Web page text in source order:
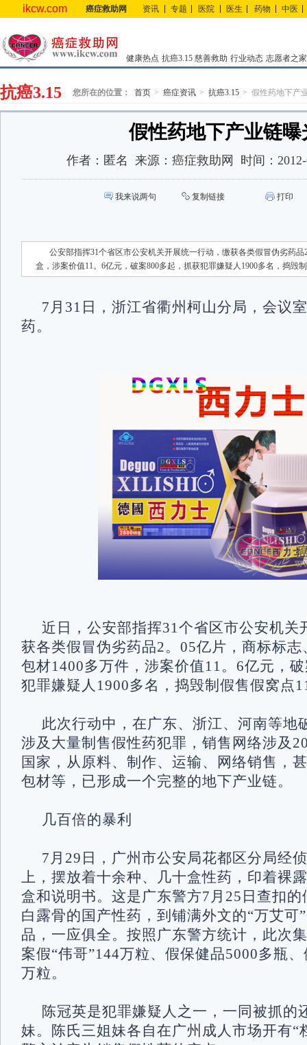
ikcw.com 癌症救助网 资讯 专题 医院 医生 药物 中医
健康热点 抗癌3.15 慈善救助 行业动态 志愿者之家
抗癌3.15 您所在的位置： 首页 癌症资讯 抗癌3.15 假性药地下产
假性药地下产业链曝
作者： 匿名 来源： 癌症救助网 时间：
我来说两句 复制链接 打印
公安部指挥31个省区市公安机关开展统一行动，缴获各类假冒伪劣药
盒，涉案价值11。6亿元，破案800多起，抓获犯罪嫌疑人1900多名，捣毁
7月31日，浙江省衢州柯山分局，会议
药。
近日，公安部指挥31个省区市公安机关
获各类假冒伪劣药品2。05亿片，商标标
包材1400多万件，涉案价值11。6亿元，
犯罪嫌疑人1900多名，捣毁制假售假窝点
此次行动中，在广东、浙江、河南等地
涉及大量制售假性药犯罪，销售网络涉及
国家，从原料、制作、运输、网络销售，
包材等，已形成一个完整的地下产业链。
几百倍的暴利
7月29日，广州市公安局花都区分局经
上，摆放着十余种、几十盒性药，印着裸
盒和说明书。这是广东警方7月25日查扣
白露骨的国产性药，到铺满外文的“万艾可
品，一应俱全。按照广东警方统计，此次
案假“伟哥”144万粒、假保健品5000多瓶
万粒。
陈冠英是犯罪嫌疑人之一，一同被抓的
妹。陈氏三姐妹各自在广州成人市场开有“